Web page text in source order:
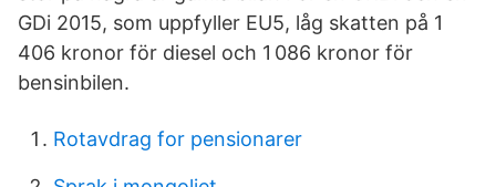
GDi 2015, som uppfyller EU5, låg skatten på 1
406 kronor för diesel och 1 086 kronor för
bensinbilen.
Rotavdrag for pensionarer